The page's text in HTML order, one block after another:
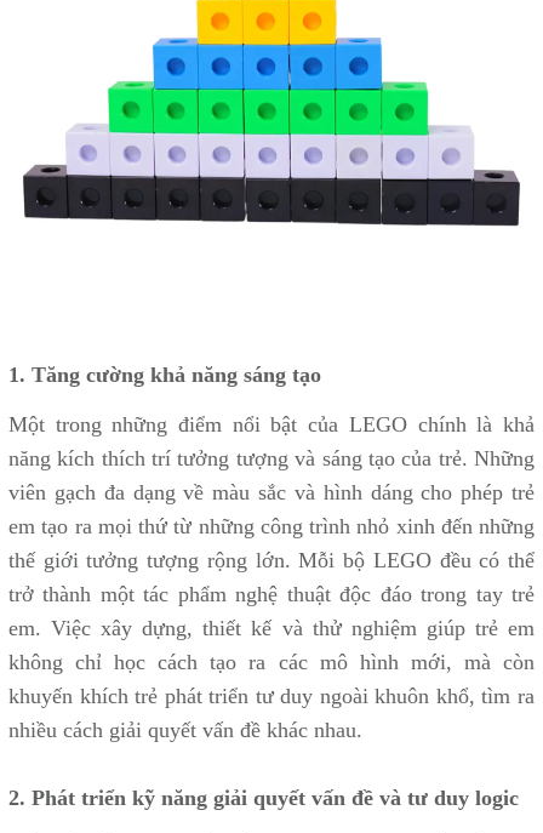
1. Tăng cường khả năng sáng tạo
Một trong những điểm nổi bật của LEGO chính là khả
năng kích thích trí tưởng tượng và sáng tạo của trẻ. Những
viên gạch đa dạng về màu sắc và hình dáng cho phép trẻ
em tạo ra mọi thứ từ những công trình nhỏ xinh đến những
thế giới tưởng tượng rộng lớn. Mỗi bộ LEGO đều có thể
trở thành một tác phẩm nghệ thuật độc đáo trong tay trẻ
em. Việc xây dựng, thiết kế và thử nghiệm giúp trẻ em
không chỉ học cách tạo ra các mô hình mới, mà còn
khuyến khích trẻ phát triển tư duy ngoài khuôn khổ, tìm ra
nhiều cách giải quyết vấn đề khác nhau.
2. Phát triển kỹ năng giải quyết vấn đề và tư duy logic